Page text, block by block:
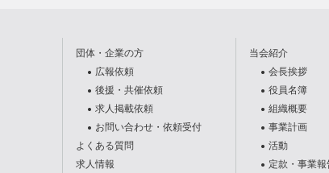
団体・企業の方
広報依頼
後援・共催依頼
求人掲載依頼
お問い合わせ・依頼受付
よくある質問
求人情報
当会紹介
会長挨拶
役員名簿
組織概要
事業計画
活動
定款・事業報